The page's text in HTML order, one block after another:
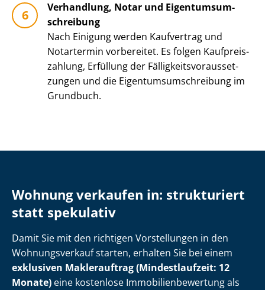
Verhandlung, Notar und Ei­gen­tums­um­
schrei­bung
Nach Einigung werden Kaufvertrag und
Notartermin vorbereitet. Es folgen Kauf­preis­
zah­lung, Erfüllung der Fäl­lig­keits­vor­aus­set­
zun­gen und die Ei­gen­tums­um­schrei­bung im
Grundbuch.
Wohnung verkaufen in: strukturiert
statt spekulativ
Damit Sie mit den richtigen Vorstellungen in den
Wohnungsverkauf starten, erhalten Sie bei einem
exklusiven Maklerauftrag (Mindestlaufzeit: 12
Monate) eine kostenlose Im­mo­bi­li­en­be­wer­tung als